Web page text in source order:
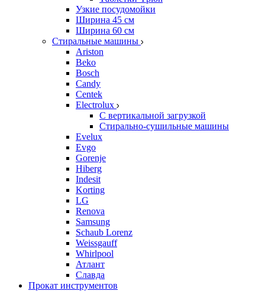
Узкие посудомойки
Ширина 45 см
Ширина 60 см
Стиральные машины
Ariston
Beko
Bosch
Candy
Centek
Electrolux
С вертикальной загрузкой
Стирально-сушильные машины
Evelux
Evgo
Gorenje
Hiberg
Indesit
Korting
LG
Renova
Samsung
Schaub Lorenz
Weissgauff
Whirlpool
Атлант
Славда
Прокат инструментов